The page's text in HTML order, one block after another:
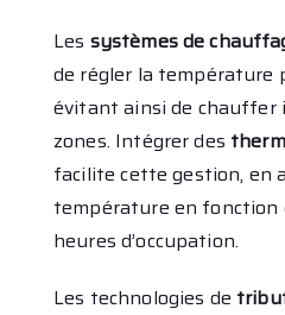
Les systèmes de
de régler la température
évitant ainsi de
zones. Intégrer des
facilite cette gestion, en
température en fonction
heures d’occupation.
Les technologies de